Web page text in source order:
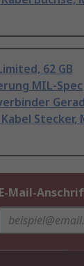
62 GB
MIL-Spec
Stecker,
E-Mail-